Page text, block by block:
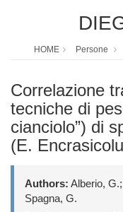
HOME Persone
Correlazione
tecniche di
cianciolo”) di
(E.
Authors: Alberio,
Spagna, G.